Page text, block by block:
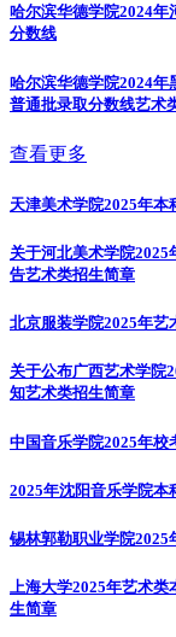
哈尔滨华德学院2024年
分数线
哈尔滨华德学院2024年
普通批录取分数线艺术
查看更多
天津美术学院2025年
关于河北美术学院
告艺术类招生简章
北京服装学院2025年艺
关于公布广西艺术学院
知艺术类招生简章
中国音乐学院2025年校
2025年沈阳音乐学院本
锡林郭勒职业学院2025
上海大学2025年艺术类
生简章